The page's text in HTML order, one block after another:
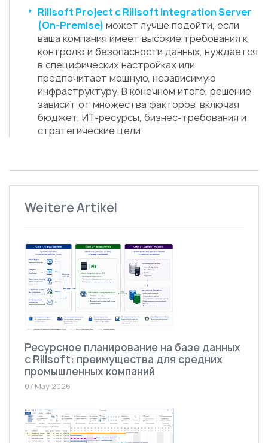
Rillsoft Project с Rillsoft Integration Server
(On-Premise) может лучше подойти, если
ваша компания имеет высокие требования к
контролю и безопасности данных, нуждается
в специфических настройках или
предпочитает мощную, независимую
инфраструктуру. В конечном итоге, решение
зависит от множества факторов, включая
бюджет, ИТ-ресурсы, бизнес-требования и
стратегические цели.
Weitere Artikel
Ресурсное планирование на базе данных
с Rillsoft: преимущества для средних
промышленных компаний
07 May 2026